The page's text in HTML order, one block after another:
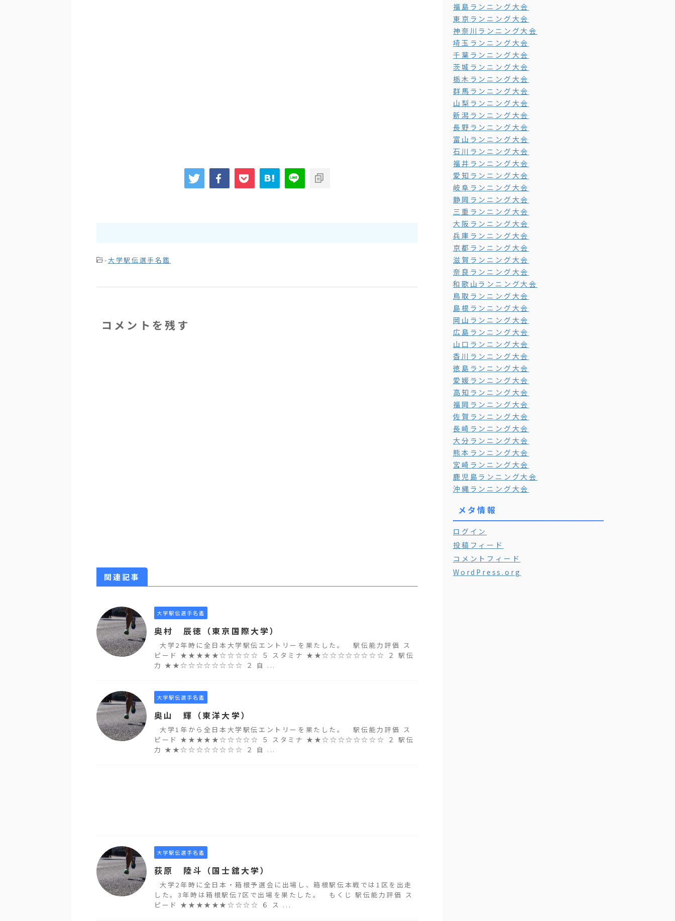
-大学駅伝選手名鑑
コメントを残す
関連記事
大学駅伝選手名鑑
奥村 辰徳（東京国際大学）
大学2年時に全日本大学駅伝エントリーを果たした。 駅伝能力評価 ス
ピード ★★★★★☆☆☆☆☆ ５ スタミナ ★★☆☆☆☆☆☆☆☆ ２ 駅伝
力 ★★☆☆☆☆☆☆☆☆ ２ 自 ...
大学駅伝選手名鑑
奥山 輝（東洋大学）
大学1年から全日本大学駅伝エントリーを果たした。 駅伝能力評価 ス
ピード ★★★★★☆☆☆☆☆ ５ スタミナ ★★☆☆☆☆☆☆☆☆ ２ 駅伝
力 ★★☆☆☆☆☆☆☆☆ ２ 自 ...
大学駅伝選手名鑑
荻原 陸斗（国士舘大学）
大学2年時に全日本・箱根予選会に出場し、箱根駅伝本戦では1区を出走
した。3年時は箱根駅伝7区で出場を果たした。 もくじ 駅伝能力評価 ス
ピード ★★★★★★☆☆☆☆ ６ ス ...
福島ランニング大会
東京ランニング大会
神奈川ランニング大会
埼玉ランニング大会
千葉ランニング大会
茨城ランニング大会
栃木ランニング大会
群馬ランニング大会
山梨ランニング大会
新潟ランニング大会
長野ランニング大会
富山ランニング大会
石川ランニング大会
福井ランニング大会
愛知ランニング大会
岐阜ランニング大会
静岡ランニング大会
三重ランニング大会
大阪ランニング大会
兵庫ランニング大会
京都ランニング大会
滋賀ランニング大会
奈良ランニング大会
和歌山ランニング大会
鳥取ランニング大会
島根ランニング大会
岡山ランニング大会
広島ランニング大会
山口ランニング大会
香川ランニング大会
徳島ランニング大会
愛媛ランニング大会
高知ランニング大会
福岡ランニング大会
佐賀ランニング大会
長崎ランニング大会
大分ランニング大会
熊本ランニング大会
宮崎ランニング大会
鹿児島ランニング大会
沖縄ランニング大会
メタ情報
ログイン
投稿フィード
コメントフィード
WordPress.org